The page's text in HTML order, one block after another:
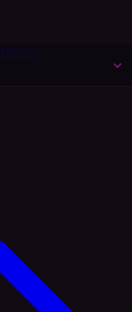
Fitness